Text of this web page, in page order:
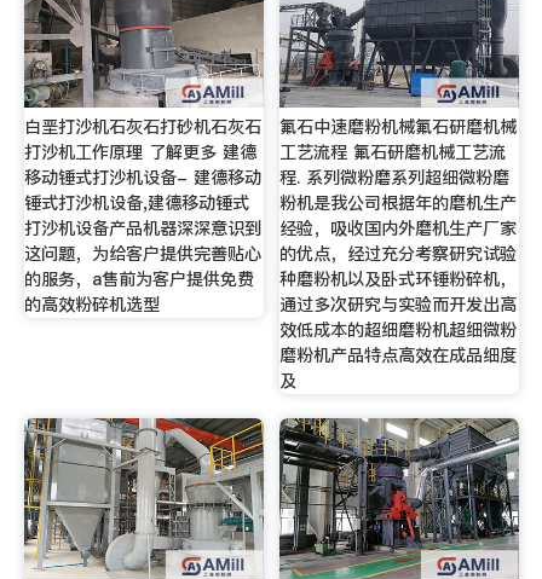
白垩打沙机石灰石打砂机石灰石
打沙机工作原理 了解更多 建德
移动锤式打沙机设备- 建德移动
锤式打沙机设备,建德移动锤式
打沙机设备产品机器深深意识到
这问题，为给客户提供完善贴心
的服务，a售前为客户提供免费
的高效粉碎机选型
氟石中速磨粉机械氟石研磨机械
工艺流程 氟石研磨机械工艺流
程. 系列微粉磨系列超细微粉磨
粉机是我公司根据年的磨机生产
经验，吸收国内外磨机生产厂家
的优点，经过充分考察研究试验
种磨粉机以及卧式环锤粉碎机，
通过多次研究与实验而开发出高
效低成本的超细磨粉机超细微粉
磨粉机产品特点高效在成品细度
及